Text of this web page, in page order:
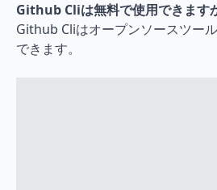
Github Cliは無料で使用できます
Github Cliはオープンソースツー
できます。